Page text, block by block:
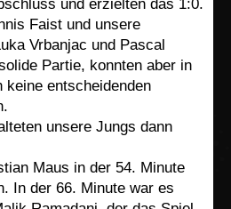
und erzielten das 1:0.
Faist und unsere
Vrbanjac und Pascal
Partie, konnten aber in
entscheidenden
unsere Jungs dann
Maus in der 54. Minute
In der 66. Minute war es